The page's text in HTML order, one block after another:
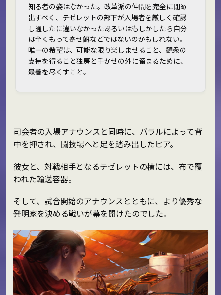
知る者の姿はなかった。改革派の仲間を完全に閉め
出すべく、テゼレットの部下が入場者を厳しく確認
し通したに違いなかった――あるいはもしかしたら自分
は全くもって寄せ餌などではないのかもしれない。
唯一の希望は、可能な限り楽しませること、観衆の
支持を得ること――独房と手かせの外に留まるために、
最善を尽くすこと。
司会者の入場アナウンスと同時に、バラルによって背
中を押され、闘技場へと足を踏み出したピア。
彼女と、対戦相手となるテゼレットの横には、布で覆
われた輸送容器。
そして、試合開始のアナウンスとともに、より優秀な
発明家を決める戦いが幕を開けたのでした。